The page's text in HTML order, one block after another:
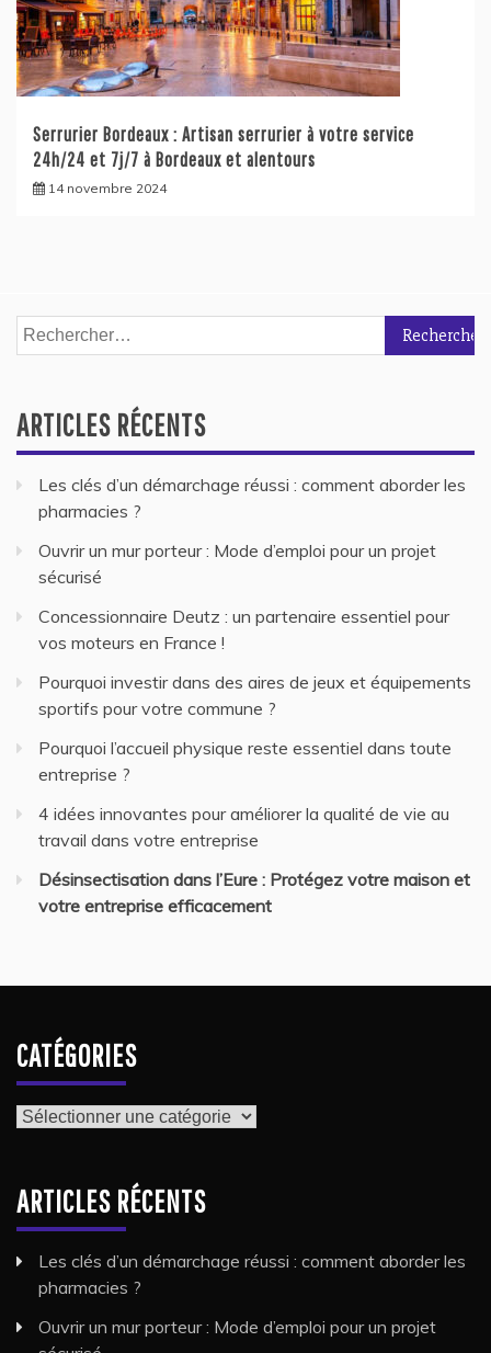
Serrurier Bordeaux : Artisan serrurier à votre service
24h/24 et 7j/7 à Bordeaux et alentours
14 novembre 2024
Rechercher :
ARTICLES RÉCENTS
Les clés d’un démarchage réussi : comment aborder les
pharmacies ?
Ouvrir un mur porteur : Mode d’emploi pour un projet
sécurisé
Concessionnaire Deutz : un partenaire essentiel pour
vos moteurs en France !
Pourquoi investir dans des aires de jeux et équipements
sportifs pour votre commune ?
Pourquoi l’accueil physique reste essentiel dans toute
entreprise ?
4 idées innovantes pour améliorer la qualité de vie au
travail dans votre entreprise
Désinsectisation dans l’Eure : Protégez votre maison et
votre entreprise efficacement
CATÉGORIES
Catégories
ARTICLES RÉCENTS
Les clés d’un démarchage réussi : comment aborder les
pharmacies ?
Ouvrir un mur porteur : Mode d’emploi pour un projet